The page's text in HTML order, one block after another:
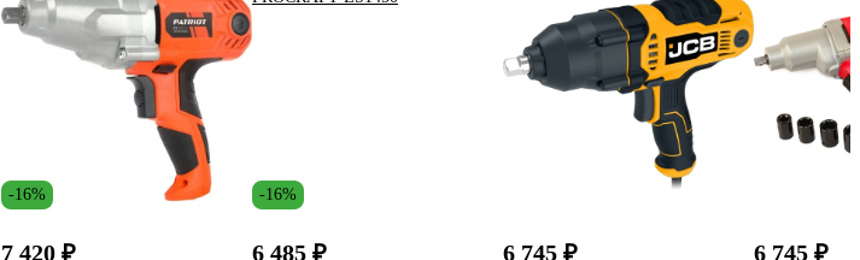
-16%
7 420 ₽
-16%
6 485 ₽ 6 745 ₽ 6 745 ₽